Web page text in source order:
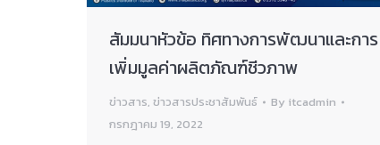
สัมมนาหัวข้อ ทิศทางการพัฒนาและการ
เพิ่มมูลค่าผลิตภัณฑ์ชีวภาพ
ข่าวสาร, ข่าวสารประชาสัมพันธ์ By itcadmin
กรกฎาคม 19, 2022